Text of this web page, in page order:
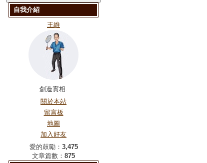
自我介紹
王維
創造實相.
關於本站
留言板
地圖
加入好友
愛的鼓勵： 3,475
文章篇數： 875